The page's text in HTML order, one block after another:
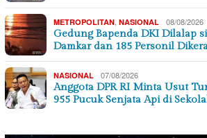
METROPOLITAN, NASIONAL 08/08/2026
Gedung Bapenda DKI Dilalap
Damkar dan 185 Personil
NASIONAL 07/08/2026
Anggota DPR RI Minta Usut
955 Pucuk Senjata Api di